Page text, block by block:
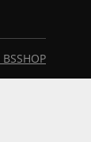
BSSHOP